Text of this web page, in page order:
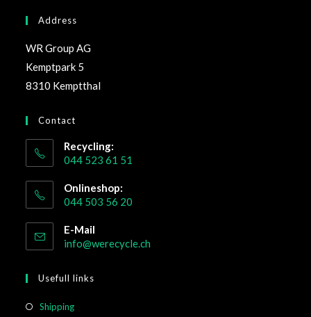
Address
WR Group AG
Kemptpark 5
8310 Kemptthal
Contact
Recycling:
044 523 61 51
Onlineshop:
044 503 56 20
E-Mail
info@werecycle.ch
Usefull links
Shipping